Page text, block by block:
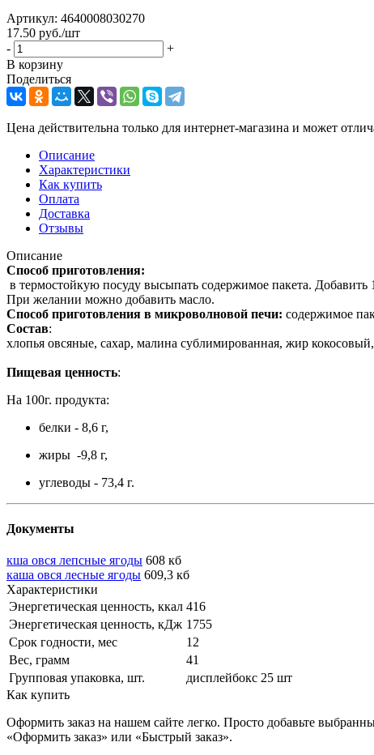
Артикул: 4640008030270
17.50 руб./шт
-
+
В корзину
Поделиться
Цена действительна только для интернет-магазина и может
Описание
Характеристики
Как купить
Оплата
Доставка
Отзывы
Описание
Способ приготовления:
в термостойкую посуду высыпать содержимое пакета.
При желании можно добавить масло.
Способ приготовления в микроволновой печи: содержимое
Состав:
хлопья овсяные, сахар, малина сублимированная, жир
Пищевая ценность:
На 100г. продукта:
белки - 8,6 г,
жиры -9,8 г,
углеводы - 73,4 г.
Документы
кша овся лепсные ягоды 608 кб
каша овся лесные ягоды 609,3 кб
Характеристики
Энергетическая ценность, ккал 416
Энергетическая ценность, кДж 1755
Срок годности, мес
12
Вес, грамм
41
Групповая упаковка, шт.
дисплейбокс 25 шт
Как купить
Оформить заказ на нашем сайте легко. Просто добавьте
«Оформить заказ» или «Быстрый заказ».